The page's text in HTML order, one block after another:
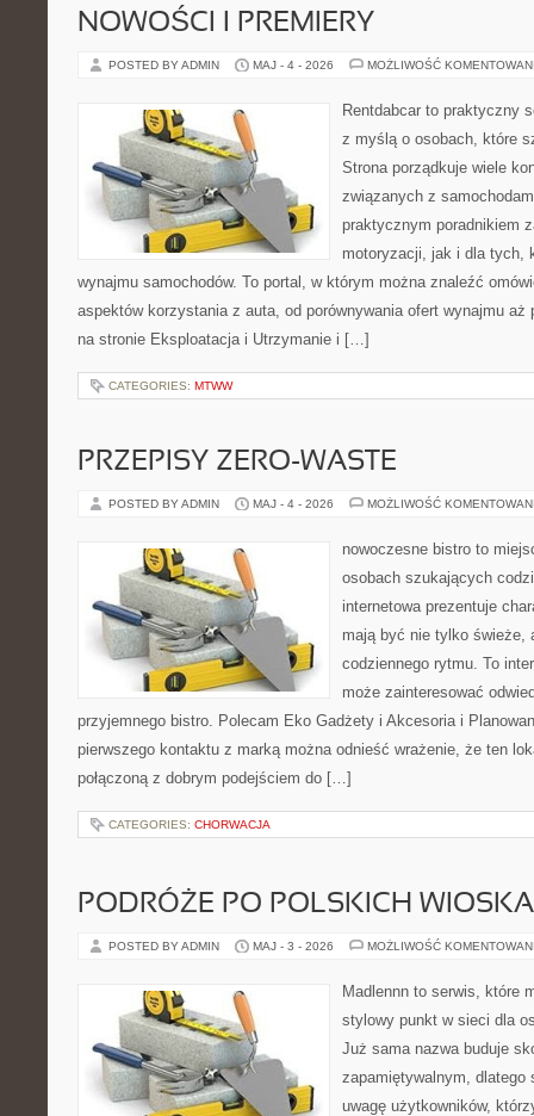
NOWOŚCI I PREMIERY
POSTED BY ADMIN MAJ - 4 - 2026 MOŻLIWOŚĆ
Rentdabcar to praktyczny
z myślą o osobach, które
Strona porządkuje wiele
związanych z
praktycznym poradnikiem
motoryzacji, jak i dla tych,
wynajmu samochodów. To portal, w którym można znaleźć
aspektów korzystania z auta, od porównywania ofert wynajmu aż
na stronie Eksploatacja i Utrzymanie i […]
CATEGORIES: MTWW
PRZEPISY ZERO-WASTE
POSTED BY ADMIN MAJ - 4 - 2026 MOŻLIWOŚĆ
nowoczesne bistro to
osobach szukających
internetowa prezentuje
mają być nie tylko świeże,
codziennego rytmu. To
może zainteresować
przyjemnego bistro. Polecam Eko Gadżety i Akcesoria i
pierwszego kontaktu z marką można odnieść wrażenie, że ten
połączoną z dobrym podejściem do […]
CATEGORIES: CHORWACJA
PODRÓŻE PO POLSKICH
POSTED BY ADMIN MAJ - 3 - 2026 MOŻLIWOŚĆ
Madlennn to serwis, które
stylowy punkt w sieci dla
Już sama nazwa buduje
zapamiętywalnym, dlatego
uwagę użytkowników,